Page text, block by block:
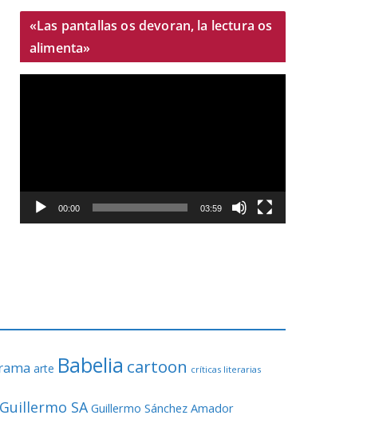
«Las pantallas os devoran, la lectura os
alimenta»
c
í
e
00:00 03:59
arte Babelia cartoon críticas literarias
Guillermo SA Guillermo Sánchez Amador